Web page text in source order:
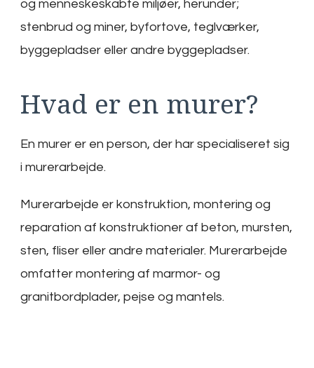
og menneskeskabte miljøer, herunder;
stenbrud og miner, byfortove, teglværker,
byggepladser eller andre byggepladser.
Hvad er en murer?
En murer er en person, der har specialiseret sig
i murerarbejde.
Murerarbejde er konstruktion, montering og
reparation af konstruktioner af beton, mursten,
sten, fliser eller andre materialer. Murerarbejde
omfatter montering af marmor- og
granitbordplader, pejse og mantels.